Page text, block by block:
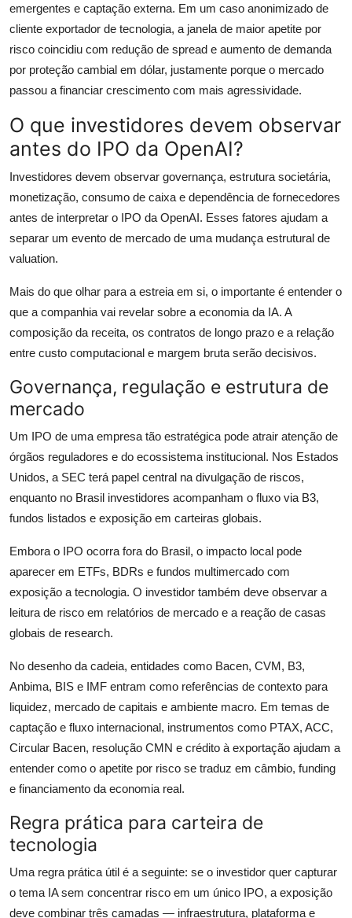
emergentes e captação externa. Em um caso anonimizado de
cliente exportador de tecnologia, a janela de maior apetite por
risco coincidiu com redução de spread e aumento de demanda
por proteção cambial em dólar, justamente porque o mercado
passou a financiar crescimento com mais agressividade.
O que investidores devem observar
antes do IPO da OpenAI?
Investidores devem observar governança, estrutura societária,
monetização, consumo de caixa e dependência de fornecedores
antes de interpretar o IPO da OpenAI. Esses fatores ajudam a
separar um evento de mercado de uma mudança estrutural de
valuation.
Mais do que olhar para a estreia em si, o importante é entender o
que a companhia vai revelar sobre a economia da IA. A
composição da receita, os contratos de longo prazo e a relação
entre custo computacional e margem bruta serão decisivos.
Governança, regulação e estrutura de
mercado
Um IPO de uma empresa tão estratégica pode atrair atenção de
órgãos reguladores e do ecossistema institucional. Nos Estados
Unidos, a SEC terá papel central na divulgação de riscos,
enquanto no Brasil investidores acompanham o fluxo via B3,
fundos listados e exposição em carteiras globais.
Embora o IPO ocorra fora do Brasil, o impacto local pode
aparecer em ETFs, BDRs e fundos multimercado com
exposição a tecnologia. O investidor também deve observar a
leitura de risco em relatórios de mercado e a reação de casas
globais de research.
No desenho da cadeia, entidades como Bacen, CVM, B3,
Anbima, BIS e IMF entram como referências de contexto para
liquidez, mercado de capitais e ambiente macro. Em temas de
captação e fluxo internacional, instrumentos como PTAX, ACC,
Circular Bacen, resolução CMN e crédito à exportação ajudam a
entender como o apetite por risco se traduz em câmbio, funding
e financiamento da economia real.
Regra prática para carteira de
tecnologia
Uma regra prática útil é a seguinte: se o investidor quer capturar
o tema IA sem concentrar risco em um único IPO, a exposição
deve combinar três camadas — infraestrutura, plataforma e